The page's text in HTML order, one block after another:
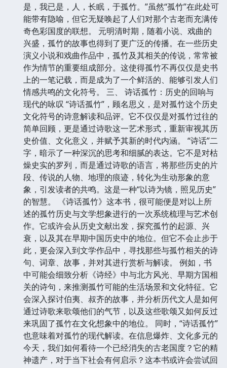
是，我已是，人，长眠，于孤竹。”虽然“孤竹”在此处可
能带有隐喻，但它无疑唤起了人们对那个古老而充满传
奇色彩国度的联想。 元明清时期，随着小说、戏曲的
兴盛，孤竹的故事也得到了更广泛的传播。在一些历史
演义小说和戏曲作品中，孤竹及其相关的传说，常常被
作为情节的重要组成部分。这使得孤竹不再仅仅是史书
上的一笔记载，而是成为了一个鲜活的、能够引发人们
情感共鸣的文化符号。 三、 诗话孤竹：历史的回响与
现代的咏叹 “诗话孤竹”，顾名思义，是对孤竹这个历史
文化符号的诗意解读和品评。它不仅仅是对孤竹过往的
简单回顾，更是通过诗歌这一艺术形式，重新审视其历
史价值、文化意义，并赋予其新的时代内涵。 “诗话”二
字，暗示了一种深沉的思考和细腻的表达。它不是对枯
燥史实的罗列，而是通过诗歌的语言，将那些历史的片
段、传说的人物、地理的痕迹，转化为生动形象的意
象，引发读者的共鸣。这是一种“以诗为镜，照见历史”
的智慧。 《诗话孤竹》这本书，很可能便是对以上所
述的孤竹历史与文学想象进行的一次系统梳理与艺术创
作。它或许会从历史文献出发，探究孤竹的起源、兴
衰，以及其在早期中国历史中的地位。但它不会止步于
此，更会深入到文学作品中，寻找那些与孤竹相关的诗
句、词章、故事，并对其进行赏析与解读。 例如，书
中可能会细致分析《诗经》中与北方风光、早期方国相
关的诗句，来推测孤竹可能的生活场景和文化特征。它
会深入探讨伯夷、叔齐的故事，并分析历代文人是如何
通过诗歌来歌颂他们的气节，以及这些歌颂又如何反过
来巩固了孤竹在文化想象中的地位。 同时，“诗话孤竹”
也意味着对孤竹的现代解读。在信息爆炸、文化多元的
今天，我们如何看待一个已经消失的古老国度？它的精
神遗产，对于当下社会有何启示？这本书或许会尝试回